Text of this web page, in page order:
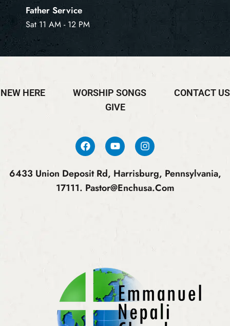
Father Service
Sat 11 AM - 12 PM
NEW HERE WORSHIP SONGS
CONTACT US
GIVE
6433 Union Deposit Rd, Harrisburg, Pennsylvania,
17111. Pastor@enchusa.com